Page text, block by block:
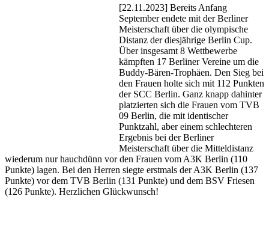
[22.11.2023] Bereits Anfang
September endete mit der Berliner
Meisterschaft über die olympische
Distanz der diesjährige Berlin Cup.
Über insgesamt 8 Wettbewerbe
kämpften 17 Berliner Vereine um die
Buddy-Bären-Trophäen. Den Sieg bei
den Frauen holte sich mit 112 Punkten
der SCC Berlin. Ganz knapp dahinter
platzierten sich die Frauen vom TVB
09 Berlin, die mit identischer
Punktzahl, aber einem schlechteren
Ergebnis bei der Berliner
Meisterschaft über die Mitteldistanz
wiederum nur hauchdünn vor den Frauen vom A3K Berlin (110
Punkte) lagen. Bei den Herren siegte erstmals der A3K Berlin (137
Punkte) vor dem TVB Berlin (131 Punkte) und dem BSV Friesen
(126 Punkte). Herzlichen Glückwunsch!